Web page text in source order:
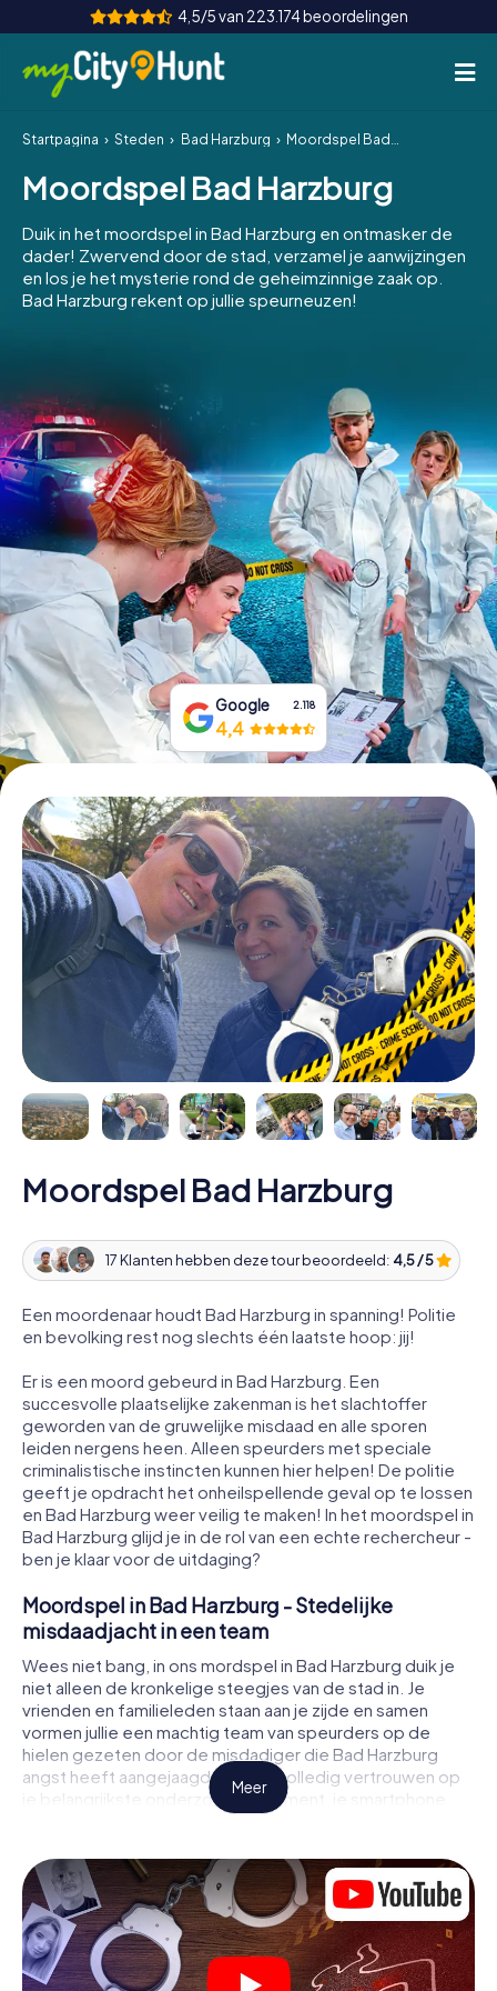
4,5/5 van 223.174 beoordelingen
Hoe het werkt
Steden
Tours
Teamevenement
INT AT
ES
IE
IT
NL
Boek tickets
Koop cadeaubonnen
Startpagina Steden Bad Harzburg Moordspel Bad Harzburg
Moordspel Bad Harzburg
Duik in het moordspel in Bad Harzburg en ontmasker de
dader! Zwervend door de stad, verzamel je aanwijzingen
en los je het mysterie rond de geheimzinnige zaak op.
Bad Harzburg rekent op jullie speurneuzen!
Google 2.118
4,4
Moordspel Bad Harzburg
17 Klanten hebben deze tour beoordeeld: 4,5 / 5
Een moordenaar houdt Bad Harzburg in spanning! Politie
en bevolking rest nog slechts één laatste hoop: jij!
Er is een moord gebeurd in Bad Harzburg. Een
succesvolle plaatselijke zakenman is het slachtoffer
geworden van de gruwelijke misdaad en alle sporen
leiden nergens heen. Alleen speurders met speciale
criminalistische instincten kunnen hier helpen! De politie
geeft je opdracht het onheilspellende geval op te lossen
en Bad Harzburg weer veilig te maken! In het moordspel in
Bad Harzburg glijd je in de rol van een echte rechercheur -
ben je klaar voor de uitdaging?
Moordspel in Bad Harzburg - Stedelijke
misdaadjacht in een team
Wees niet bang, in ons mordspel in Bad Harzburg duik je
niet alleen de kronkelige steegjes van de stad in. Je
vrienden en familieleden staan aan je zijde en samen
vormen jullie een machtig team van speurders op de
hielen gezeten door de misdadiger die Bad Harzburg
angst heeft aangejaagd! Je kunt volledig vertrouwen op
je belangrijkste onderzoeksinstrument, je smartphone.
Met behulp van GPS navigatie leidt het je op je zoektocht
talrijke plaatsen in Bad Harzburg die met het misdrijf te
maken hebben, en tenslotte naar de moordenaar. Op
elke locatie los je lastige puzzels op en kom je steeds
dichter bij de oplossing van de zaak. In tegenstelling tot
een klassiek moorddiner in Bad Harzburg bepaal je zelf de
gebeurtenissen, beweeg je je in de frisse lucht en
Meer